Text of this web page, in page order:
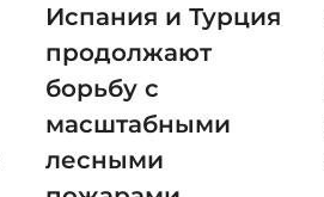
Испания и Турция
продолжают
борьбу с
масштабными
лесными